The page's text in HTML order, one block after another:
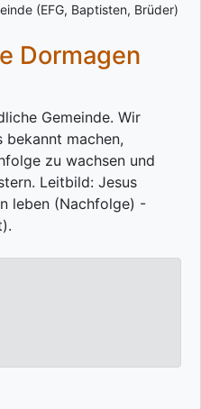
(EFG, Baptisten, Brüder)
Dormagen
Gemeinde. Wir
bekannt machen,
zu wachsen und
Leitbild: Jesus
leben (Nachfolge) -